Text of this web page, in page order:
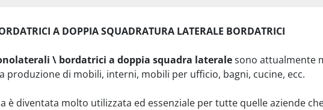
A DOPPIA SQUADRATURA LATERALE BORDATRICI
\ bordatrici a doppia squadra laterale sono attualmente
produzione di mobili, interni, mobili per ufficio, bagni, cucine, ecc.
è diventata molto utilizzata ed essenziale per tutte quelle aziende